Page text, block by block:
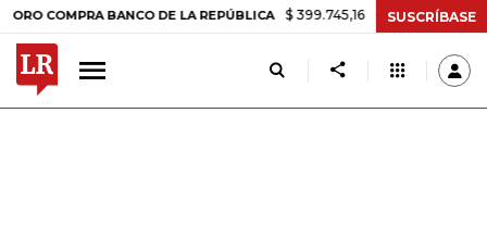
BANCO DE LA REPÚBLICA $ 399.745,16 +$ 2.295,71 +0,58%
SUSCRÍBASE